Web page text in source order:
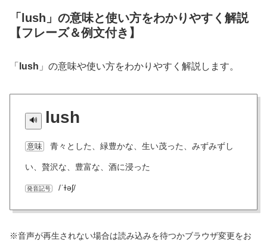
「lush」の意味と使い方をわかりやすく解説
【フレーズ＆例文付き】
「 lush 」の意味や使い方をわかりやすく解説します。
lush
意味 青々とした、緑豊かな、生い茂った、みずみずし
い、贅沢な、豊富な、酒に浸った
発音記号 /ˈɫəʃ/
※音声が再生されない場合は読み込みを待つかブラウザ変更をお